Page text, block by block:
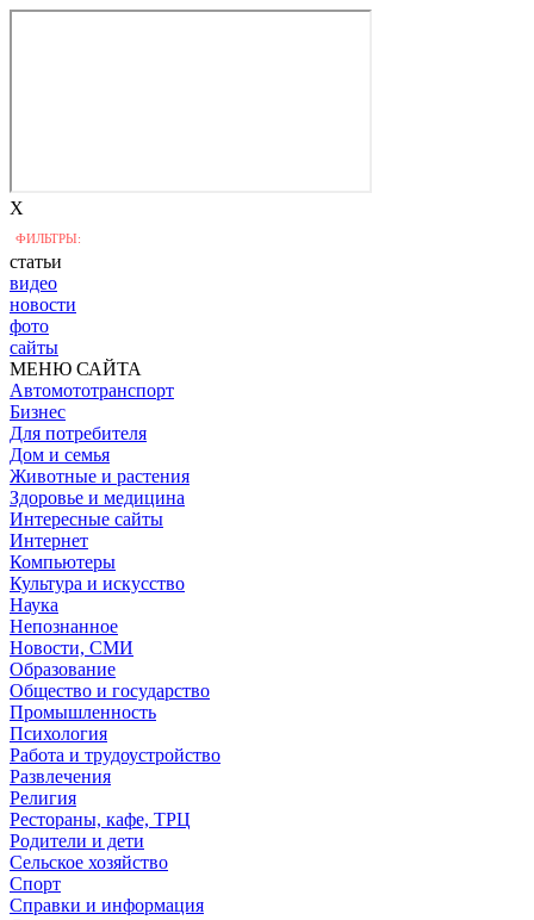
X
ФИЛЬТРЫ:
статьи
видео
новости
фото
сайты
МЕНЮ САЙТА
Автомототранспорт
Бизнес
Для потребителя
Дом и семья
Животные и растения
Здоровье и медицина
Интересные сайты
Интернет
Компьютеры
Культура и искусство
Наука
Непознанное
Новости, СМИ
Образование
Общество и государство
Промышленность
Психология
Работа и трудоустройство
Развлечения
Религия
Рестораны, кафе, ТРЦ
Родители и дети
Сельское хозяйство
Спорт
Справки и информация